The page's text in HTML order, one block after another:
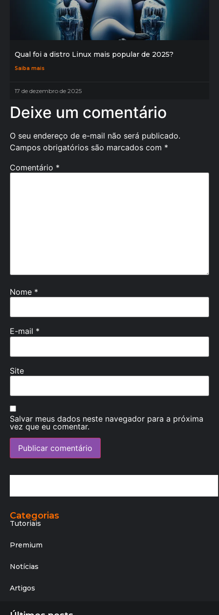
Qual foi a distro Linux mais popular de 2025?
Saiba mais
17 de dezembro de 2025
Deixe um comentário
O seu endereço de e-mail não será publicado.
Campos obrigatórios são marcados com *
Comentário *
Nome *
E-mail *
Site
Salvar meus dados neste navegador para a próxima
vez que eu comentar.
Categorias
Tutoriais
Premium
Notícias
Artigos